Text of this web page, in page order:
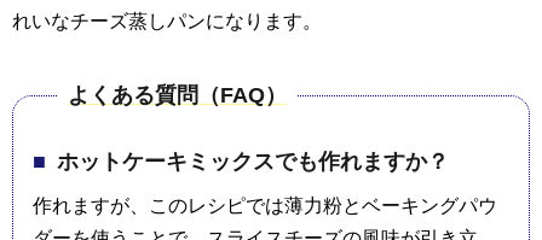
れいなチーズ蒸しパンになります。
よくある質問（FAQ）
ホットケーキミックスでも作れますか？
作れますが、このレシピでは薄力粉とベーキングパウ